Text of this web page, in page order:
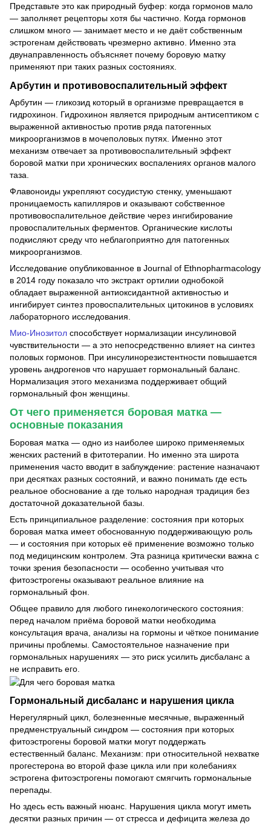
Представьте это как природный буфер: когда гормонов мало
— заполняет рецепторы хотя бы частично. Когда гормонов
слишком много — занимает место и не даёт собственным
эстрогенам действовать чрезмерно активно. Именно эта
двунаправленность объясняет почему боровую матку
применяют при таких разных состояниях.
Арбутин и противовоспалительный эффект
Арбутин — гликозид который в организме превращается в
гидрохинон. Гидрохинон является природным антисептиком с
выраженной активностью против ряда патогенных
микроорганизмов в мочеполовых путях. Именно этот
механизм отвечает за противовоспалительный эффект
боровой матки при хронических воспалениях органов малого
таза.
Флавоноиды укрепляют сосудистую стенку, уменьшают
проницаемость капилляров и оказывают собственное
противовоспалительное действие через ингибирование
провоспалительных ферментов. Органические кислоты
подкисляют среду что неблагоприятно для патогенных
микроорганизмов.
Исследование опубликованное в Journal of Ethnopharmacology
в 2014 году показало что экстракт ортилии однобокой
обладает выраженной антиоксидантной активностью и
ингибирует синтез провоспалительных цитокинов в условиях
лабораторного исследования.
Мио-Инозитол способствует нормализации инсулиновой
чувствительности — а это непосредственно влияет на синтез
половых гормонов. При инсулинорезистентности повышается
уровень андрогенов что нарушает гормональный баланс.
Нормализация этого механизма поддерживает общий
гормональный фон женщины.
От чего применяется боровая матка —
основные показания
Боровая матка — одно из наиболее широко применяемых
женских растений в фитотерапии. Но именно эта широта
применения часто вводит в заблуждение: растение назначают
при десятках разных состояний, и важно понимать где есть
реальное обоснование а где только народная традиция без
достаточной доказательной базы.
Есть принципиальное разделение: состояния при которых
боровая матка имеет обоснованную поддерживающую роль
— и состояния при которых её применение возможно только
под медицинским контролем. Эта разница критически важна с
точки зрения безопасности — особенно учитывая что
фитоэстрогены оказывают реальное влияние на
гормональный фон.
Общее правило для любого гинекологического состояния:
перед началом приёма боровой матки необходима
консультация врача, анализы на гормоны и чёткое понимание
причины проблемы. Самостоятельное назначение при
гормональных нарушениях — это риск усилить дисбаланс а
не исправить его.
Гормональный дисбаланс и нарушения цикла
Нерегулярный цикл, болезненные месячные, выраженный
предменструальный синдром — состояния при которых
фитоэстрогены боровой матки могут поддержать
естественный баланс. Механизм: при относительной нехватке
прогестерона во второй фазе цикла или при колебаниях
эстрогена фитоэстрогены помогают смягчить гормональные
перепады.
Но здесь есть важный нюанс. Нарушения цикла могут иметь
десятки разных причин — от стресса и дефицита железа до